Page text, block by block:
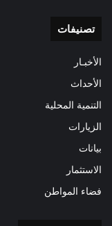
تصنيفات
الأخبـار
الأحداث
التنمية المحلية
الزيارات
بيانات
الاستثمار
فضاء المواطن